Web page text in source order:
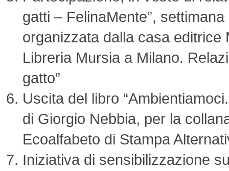
gatti – FelinaMente”,
organizzata dalla casa editrice
Libreria Mursia a Milano.
gatto”
Uscita del libro
di Giorgio Nebbia, per la
Ecoalfabeto di Stampa
Iniziativa di sensibilizzazione